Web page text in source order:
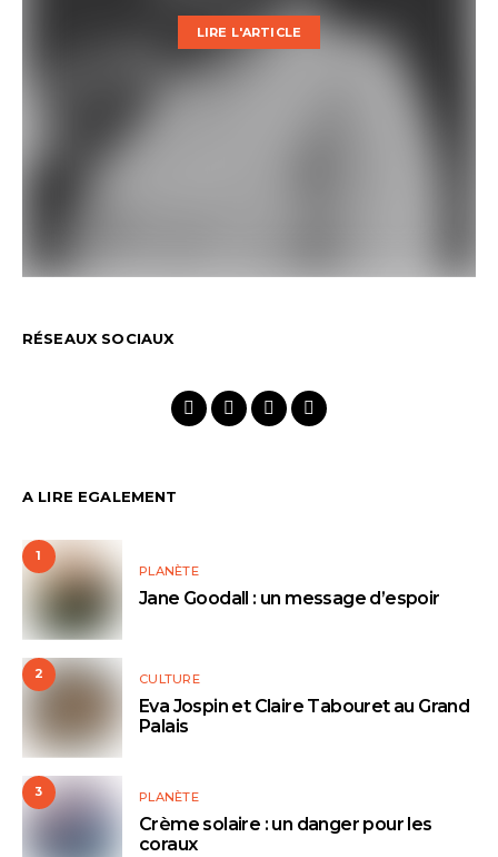
LIRE L'ARTICLE
RÉSEAUX SOCIAUX
A LIRE EGALEMENT
1
PLANÈTE
Jane Goodall : un message d’espoir
2 CULTURE
Eva Jospin et Claire Tabouret au Grand
Palais
3 PLANÈTE
Crème solaire : un danger pour les
coraux